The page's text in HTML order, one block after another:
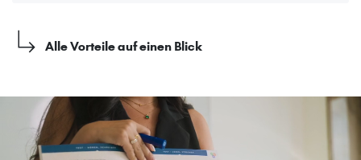
Alle Vorteile auf einen Blick